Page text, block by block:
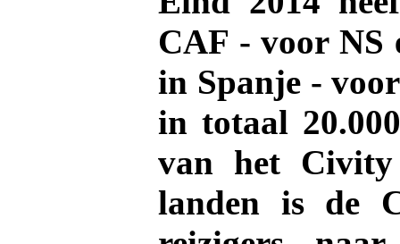
CAF - voor NS
in Spanje -
in totaal
van het
landen is de